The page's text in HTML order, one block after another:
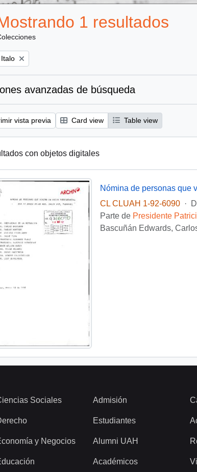
1 resultados
avanzadas de búsqueda
vista previa Card view Table view
con objetos digitales
CL CLUAH 1-92-6090
·
Parte de Presidente
Bascuñán Edwards,
Sociales
y Negocios
Admisión
Estudiantes
Alumni UAH
Académicos